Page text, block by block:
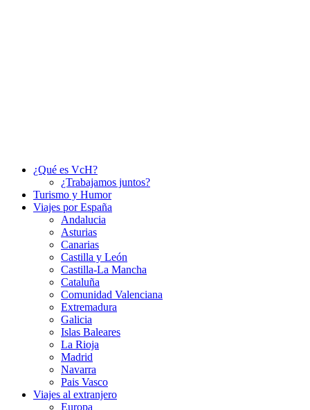
¿Qué es VcH?
¿Trabajamos juntos?
Turismo y Humor
Viajes por España
Andalucia
Asturias
Canarias
Castilla y León
Castilla-La Mancha
Cataluña
Comunidad Valenciana
Extremadura
Galicia
Islas Baleares
La Rioja
Madrid
Navarra
Pais Vasco
Viajes al extranjero
Europa